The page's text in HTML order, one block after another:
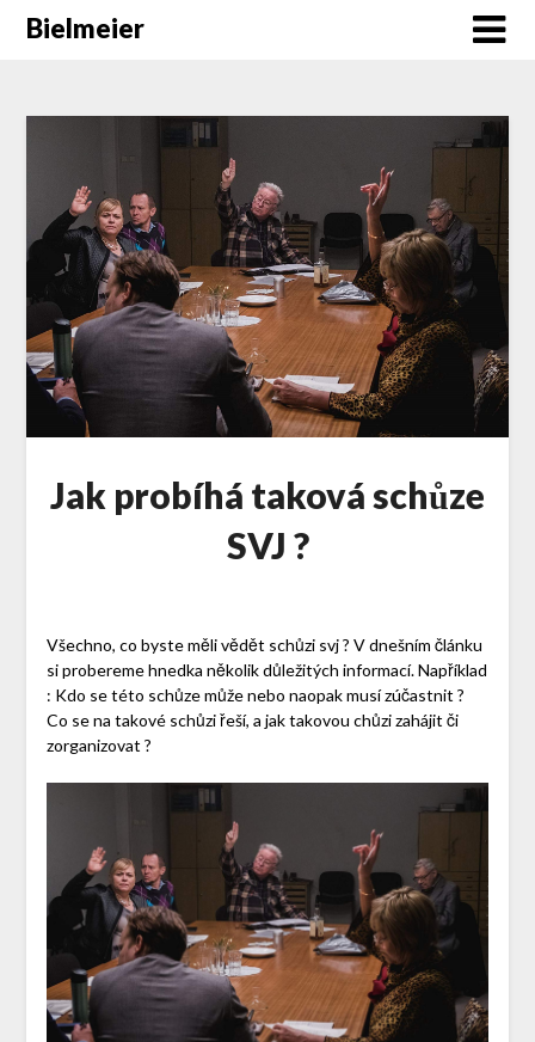
SkipBielmeier
Jak probíhá taková schůze
SVJ ?
Všechno, co byste měli vědět schůzi svj ? V dnešním článku
si probereme hnedka několik důležitých informací. Například
: Kdo se této schůze může nebo naopak musí zúčastnit ?
Co se na takové schůzi řeší, a jak takovou chůzi zahájit či
zorganizovat ?